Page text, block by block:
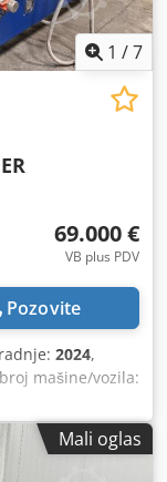
1 /7
69.000 €
VB plus PDV
Pozovite
2024,
mašine/vozila:
napon:380
masa: 7.000 kg,
Mali oglas